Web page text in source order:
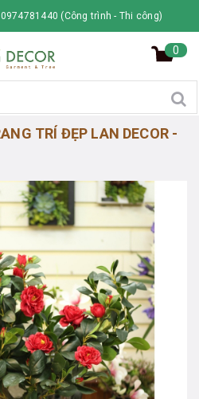
(Công trình - Thi công)
0
TRÍ ĐẸP LAN DECOR -